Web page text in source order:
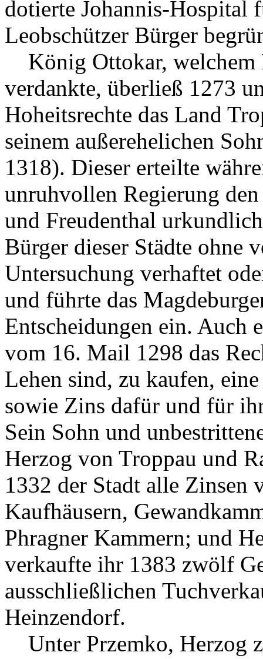
dotierte Johannis-Hospital
Leobschützer Bürger
König Ottokar, welchem
verdankte, überließ 1273
Hoheitsrechte das Land
seinem außerehelichen
1318). Dieser erteilte
unruhvollen Regierung
und Freudenthal
Bürger dieser Städte ohne
Untersuchung verhaftet
und führte das
Entscheidungen ein. Auch
vom 16. Mail 1298 das
Lehen sind, zu kaufen,
sowie Zins dafür und für
Sein Sohn und
Herzog von Troppau und
1332 der Stadt alle Zinsen
Kaufhäusern,
Phragner Kammern; und
verkaufte ihr 1383 zwölf
ausschließlichen
Heinzendorf.
Unter Przemko, Herzog